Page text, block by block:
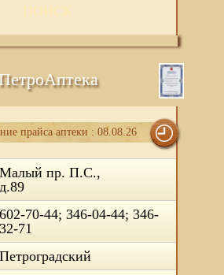
ПОИСК
ПетроАптека
прайса аптеки : 08.08.26
Малый пр. П.С.,
д.89
602-70-44; 346-04-44; 346-
32-71
Петроградский